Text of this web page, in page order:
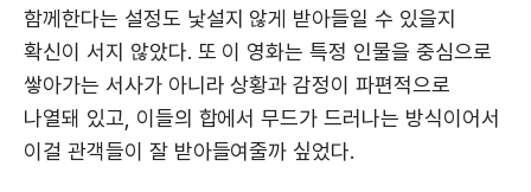
함께한다는 설정도 낯설지 않게 받아들일 수 있을지
확신이 서지 않았다. 또 이 영화는 특정 인물을 중심으로
쌓아가는 서사가 아니라 상황과 감정이 파편적으로
나열돼 있고, 이들의 합에서 무드가 드러나는 방식이어서
이걸 관객들이 잘 받아들여줄까 싶었다.